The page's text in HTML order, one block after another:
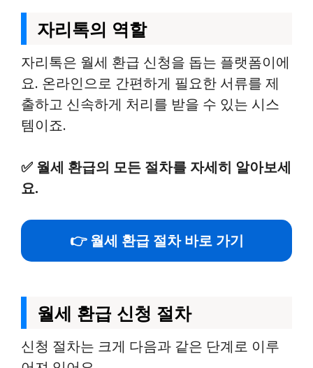
자리톡의 역할
자리톡은 월세 환급 신청을 돕는 플랫폼이에
요. 온라인으로 간편하게 필요한 서류를 제
출하고 신속하게 처리를 받을 수 있는 시스
템이죠.
✅ 월세 환급의 모든 절차를 자세히 알아보세
요.
👉 월세 환급 절차 바로 가기
월세 환급 신청 절차
신청 절차는 크게 다음과 같은 단계로 이루